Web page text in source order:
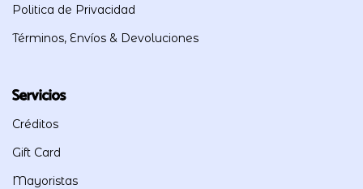
Politica de Privacidad
Términos, Envíos & Devoluciones
Servicios
Créditos
Gift Card
Mayoristas